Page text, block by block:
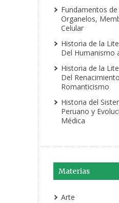
Fundamentos
Organelos,
Celular
Historia de la
Del Humanismo
Historia de la
Del
Romanticismo
Historia del
Peruano y
Médica
Materias
Arte